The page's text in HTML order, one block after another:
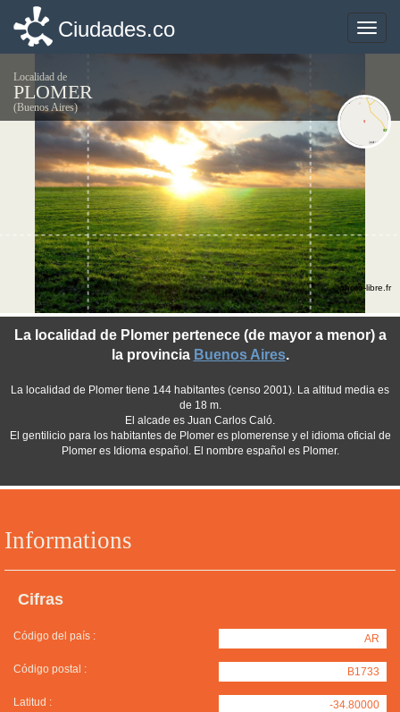
Toggle
Ciudades.co
Localidad de
PLOMER
(Buenos Aires)
Informations
Cifras
Código del país : AR
Código postal : B1733
Latitud : -34.80000
La localidad de Plomer pertenece (de mayor a menor) a
la provincia Buenos Aires.
La localidad de Plomer tiene 144 habitantes (censo 2001). La altitud media es
de 18 m.
El alcade es Juan Carlos Caló.
El gentilicio para los habitantes de Plomer es plomerense y el idioma oficial de
Plomer es Idioma español. El nombre español es Plomer.
©photo-libre.fr
Toggle
Ciudades.co